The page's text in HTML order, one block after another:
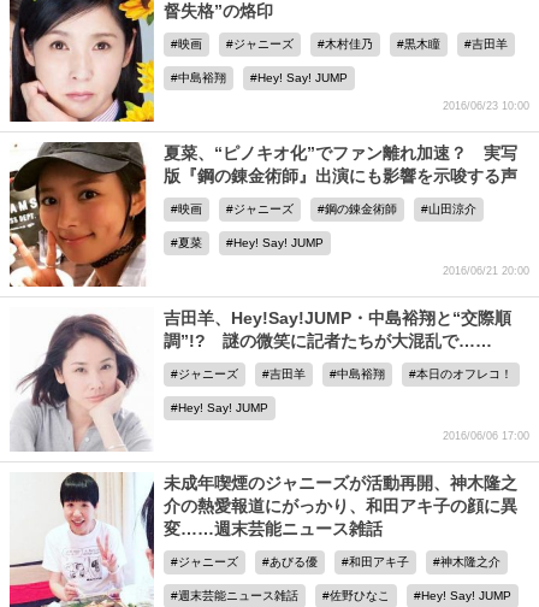
督失格”の烙印
映画 ジャニーズ 木村佳乃 黒木瞳 吉田羊
中島裕翔 Hey! Say! JUMP
2016/06/23 10:00
夏菜、“ピノキオ化”でファン離れ加速？ 実写
版『鋼の錬金術師』出演にも影響を示唆する声
映画 ジャニーズ 鋼の錬金術師 山田涼介
夏菜 Hey! Say! JUMP
2016/06/21 20:00
吉田羊、Hey!Say!JUMP・中島裕翔と“交際順
調”!? 謎の微笑に記者たちが大混乱で……
ジャニーズ 吉田羊 中島裕翔 本日のオフレコ！
Hey! Say! JUMP
2016/06/06 17:00
未成年喫煙のジャニーズが活動再開、神木隆之
介の熱愛報道にがっかり、和田アキ子の顔に異
変……週末芸能ニュース雑話
ジャニーズ あびる優 和田アキ子 神木隆之介
週末芸能ニュース雑話 佐野ひなこ Hey! Say! JUMP